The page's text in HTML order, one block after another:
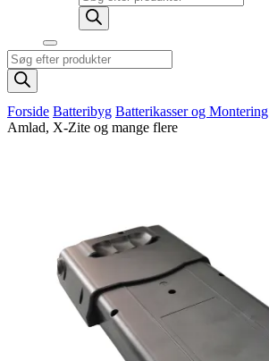
search
Products
search
Forside Batteribyg Batterikasser og Montering
Amlad, X-Zite og mange flere